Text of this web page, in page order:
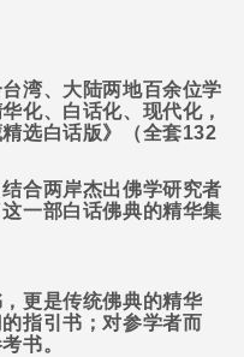
湾、大陆两地百余位学
化、白话化、现代化，
选白话版》（全套132
合两岸杰出佛学研究者
一部白话佛典的精华集
更是传统佛典的精华
指引书；对参学者而
书。